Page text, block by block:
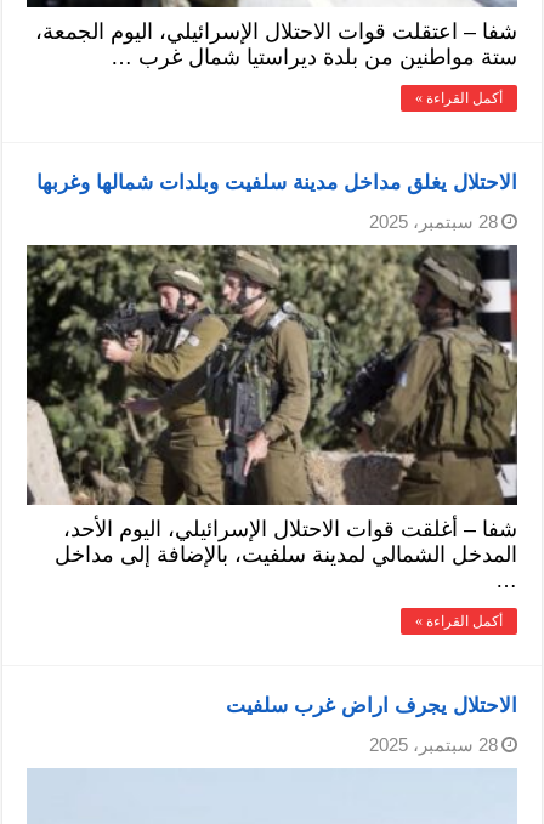
شفا – اعتقلت قوات الاحتلال الإسرائيلي، اليوم الجمعة،
ستة مواطنين من بلدة ديراستيا شمال غرب …
أكمل القراءة »
الاحتلال يغلق مداخل مدينة سلفيت وبلدات شمالها وغربها
28 سبتمبر، 2025
شفا – أغلقت قوات الاحتلال الإسرائيلي، اليوم الأحد،
المدخل الشمالي لمدينة سلفيت، بالإضافة إلى مداخل
…
أكمل القراءة »
الاحتلال يجرف اراض غرب سلفيت
28 سبتمبر، 2025